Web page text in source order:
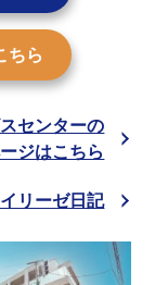
ちら
センターの
ジはこちら
リーゼ日記